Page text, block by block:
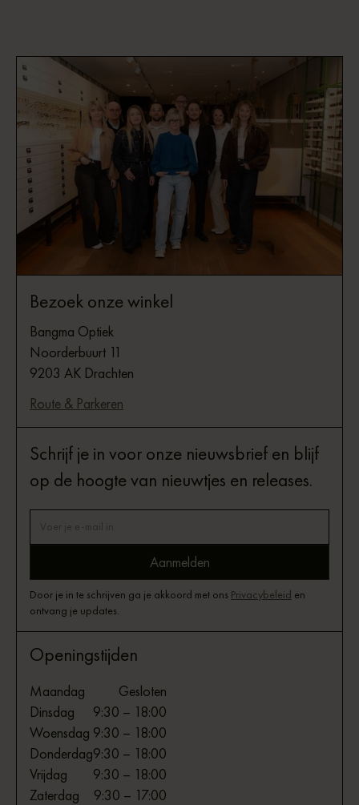
Bezoek onze winkel
Bangma Optiek
Noorderbuurt 11
9203 AK Drachten
Route & Parkeren
Schrijf je in voor onze nieuwsbrief en blijf
op de hoogte van nieuwtjes en releases.
Door je in te schrijven ga je akkoord met ons Privacybeleid en
ontvang je updates.
Openingstijden
Maandag
Gesloten
Dinsdag
9:30 – 18:00
Woensdag 9:30 – 18:00
Donderdag9:30 – 18:00
Vrijdag
9:30 – 18:00
Zaterdag
9:30 – 17:00